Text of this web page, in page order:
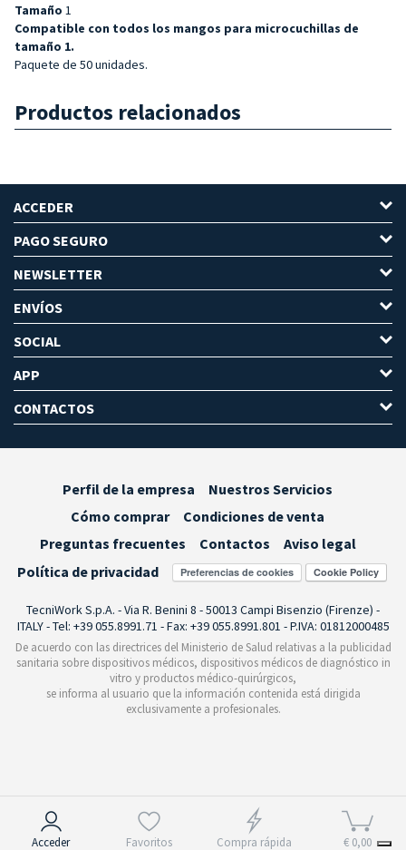
Acceder Favoritos Compra rápida € 0,00
Tamaño 1
Compatible con todos los mangos para microcuchillas de
tamaño 1.
Paquete de 50 unidades.
Productos relacionados
ACCEDER
PAGO SEGURO
NEWSLETTER
ENVÍOS
SOCIAL
APP
CONTACTOS
Perfil de la empresa
Nuestros Servicios
Cómo comprar
Condiciones de venta
Preguntas frecuentes
Contactos
Aviso legal
Política de privacidad
Preferencias de cookies
TecniWork S.p.A. - Via R. Benini 8 - 50013 Campi Bisenzio (Firenze) -
ITALY - Tel: +39 055.8991.71 - Fax: +39 055.8991.801 - P.IVA: 01812000485
De acuerdo con las directrices del Ministerio de Salud relativas a la publicidad
sanitaria sobre dispositivos médicos, dispositivos médicos de diagnóstico in
vitro y productos médico-quirúrgicos,
se informa al usuario que la información contenida está dirigida
exclusivamente a profesionales.
Aviso en el momento de la recogida